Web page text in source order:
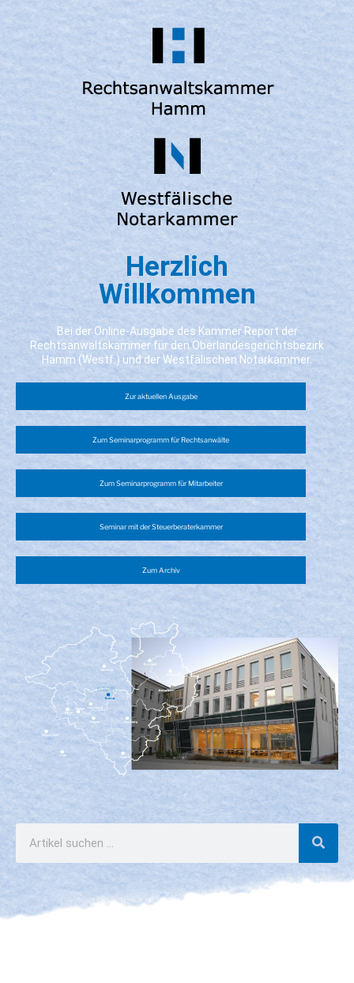
Herzlich
Willkommen
Bei der Online-Ausgabe des Kammer Report der
Rechtsanwaltskammer für den Oberlandesgerichtsbezirk
Hamm (Westf.) und der Westfälischen Notarkammer.
Zur aktuellen Ausgabe
Zum Seminarprogramm für Rechtsanwälte
Zum Seminarprogramm für Mitarbeiter
Seminar mit der Steuerberaterkammer
Zum Archiv